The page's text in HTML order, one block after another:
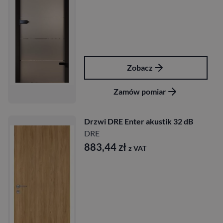
Zobacz
Zamów pomiar
Drzwi DRE Enter akustik 32 dB
DRE
883,44zł z VAT